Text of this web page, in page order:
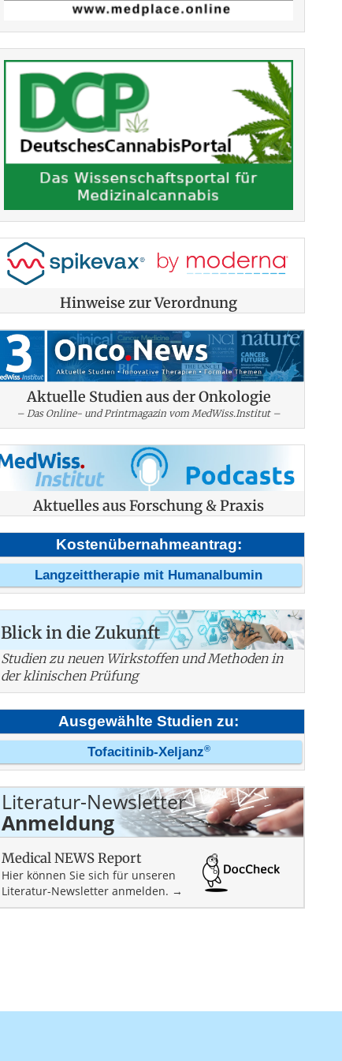
Hinweise zur Verordnung
Aktuelle Studien aus der Onkologie
– Das Online- und Printmagazin vom MedWiss.Institut –
Aktuelles aus Forschung & Praxis
Kostenübernahmeantrag:
Langzeittherapie mit Humanalbumin
Blick in die Zukunft
Studien zu neuen Wirkstoffen und Methoden in
der klinischen Prüfung
Ausgewählte Studien zu:
Tofacitinib-Xeljanz®
Literatur-Newsletter
Anmeldung
Medical NEWS Report
Hier können Sie sich für unseren
Literatur-Newsletter anmelden. →